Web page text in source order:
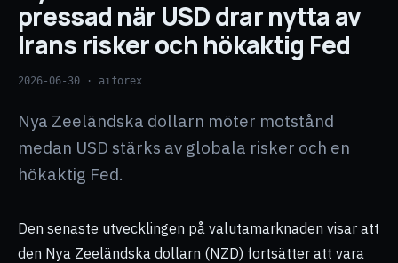
pressad när USD drar nytta av
Irans risker och hökaktig Fed
2026-06-30 · aiforex
Nya Zeeländska dollarn möter motstånd
medan USD stärks av globala risker och en
hökaktig Fed.
Den senaste utvecklingen på valutamarknaden visar att
den Nya Zeeländska dollarn (NZD) fortsätter att vara